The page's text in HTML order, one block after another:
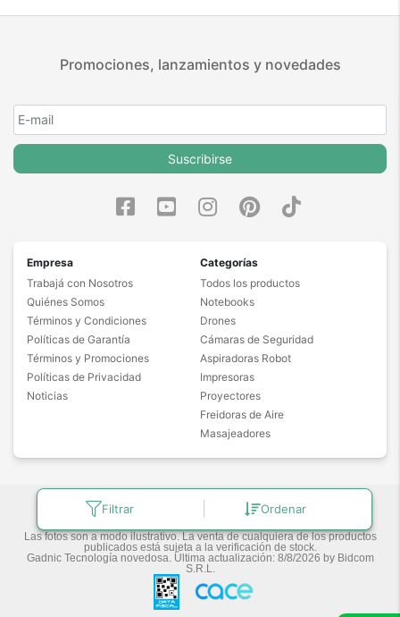
Filtrar Ordenar
Promociones, lanzamientos y novedades
Suscribirse
Empresa
Trabajá con Nosotros
Quiénes Somos
Términos y Condiciones
Políticas de Garantía
Términos y Promociones
Políticas de Privacidad
Noticias
Categorías
Todos los productos
Notebooks
Drones
Cámaras de Seguridad
Aspiradoras Robot
Impresoras
Proyectores
Freidoras de Aire
Masajeadores
Copyright © 2026 Bidcom Group.
Las fotos son a modo ilustrativo. La venta de cualquiera de los productos
publicados está sujeta a la verificación de stock.
Gadnic Tecnología novedosa.Última actualización: 8/8/2026 by Bidcom
S.R.L.